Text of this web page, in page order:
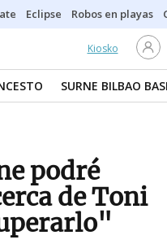
Eclipse Robos en playas
Kiosko
SURNE BILBAO
podré
de Toni